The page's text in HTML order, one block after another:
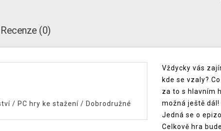
Recenze (0)
/ PC hry ke stažení/ Dobrodružné
Vždycky vás
kde se vzaly?
za to s hlavním
možná ještě dál!
Jedná se o
Celkově hra